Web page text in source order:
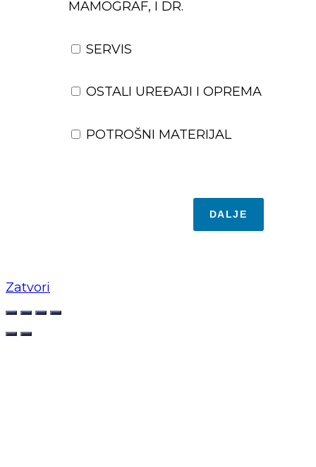
MAMOGRAF, I DR.
SERVIS
OSTALI UREĐAJI I OPREMA
POTROŠNI MATERIJAL
DALJE
Zatvori